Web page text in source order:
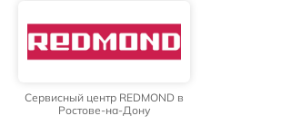
Сервисный центр REDMOND в
Ростове-на-Дону